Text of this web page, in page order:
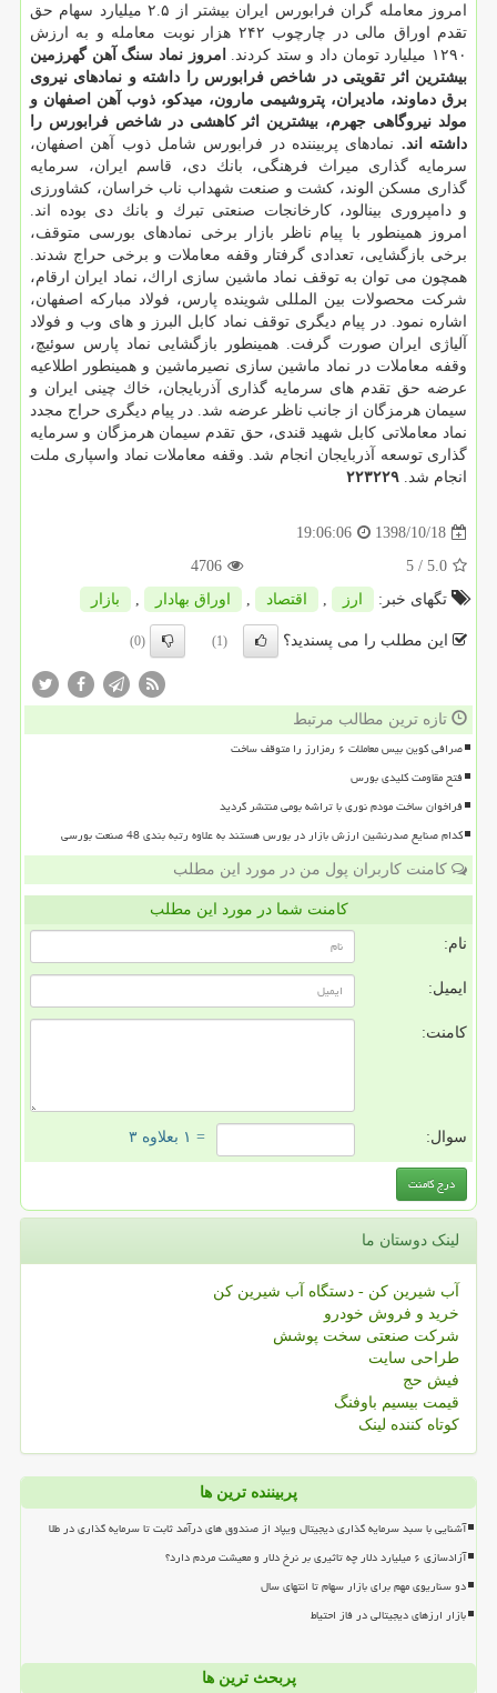
امروز معامله گران فرابورس ایران بیشتر از ۲.۵ میلیارد سهام حق
تقدم اوراق مالی در چارچوب ۲۴۲ هزار نوبت معامله و به ارزش
۱۲۹۰ میلیارد تومان داد و ستد كردند.
امروز نماد سنگ آهن گهرزمین
بیشترین اثر تقویتی در شاخص فرابورس را داشته و نمادهای نیروی
برق دماوند، مادیران، پتروشیمی مارون، میدكو، ذوب آهن اصفهان و
مولد نیروگاهی جهرم، بیشترین اثر كاهشی در شاخص فرابورس را
داشته اند. نمادهای پربیننده در فرابورس شامل ذوب آهن اصفهان،
سرمایه گذاری میراث فرهنگی، بانك دی، قاسم ایران، سرمایه
گذاری مسكن الوند، كشت و صنعت شهداب ناب خراسان، كشاورزی
و دامپروری بینالود، كارخانجات صنعتی تبرك و بانك دی بوده اند.
امروز همینطور با پیام ناظر بازار برخی نمادهای بورسی متوقف،
برخی بازگشایی، تعدادی گرفتار وقفه معاملات و برخی حراج شدند.
همچون می توان به توقف نماد ماشین سازی اراك، نماد ایران ارقام،
شركت محصولات بین المللی شوینده پارس، فولاد مباركه اصفهان،
اشاره نمود. در پیام دیگری توقف نماد كابل البرز و های وب و فولاد
آلیاژی ایران صورت گرفت. همینطور بازگشایی نماد پارس سوئیچ،
وقفه معاملات در نماد ماشین سازی نصیرماشین و همینطور اطلاعیه
عرضه حق تقدم های سرمایه گذاری آذربایجان، خاك چینی ایران و
سیمان هرمزگان از جانب ناظر عرضه شد. در پیام دیگری حراج مجدد
نماد معاملاتی كابل شهید قندی، حق تقدم سیمان هرمزگان و سرمایه
گذاری توسعه آذربایجان انجام شد. وقفه معاملات نماد واسپاری ملت
انجام شد. ۲۲۳۲۲۹
1398/10/18
19:06:06
5.0
/ 5
4706
تگهای خبر:
ارز , اقتصاد , اوراق بهادار , بازار
این مطلب را می پسندید؟ (1)
(0)
تازه ترین مطالب مرتبط
صرافی کوین بیس معاملات ۶ رمزارز را متوقف ساخت
فتح مقاومت کلیدی بورس
فراخوان ساخت مودم نوری با تراشه بومی منتشر گردید
کدام صنایع صدرنشین ارزش بازار در بورس هستند به علاوه رتبه بندی 48 صنعت بورسی
کامنت کاربران پول من در مورد این مطلب
کامنت شما در مورد این مطلب
نام:
ایمیل:
کامنت:
سوال: = ۱ بعلاوه ۳
لینک دوستان ما
آب شیرین کن - دستگاه آب شیرین کن
خرید و فروش خودرو
شرکت صنعتی سخت پوشش
طراحی سایت
فیش حج
قیمت بیسیم باوفنگ
کوتاه کننده لینک
پربیننده ترین ها
آشنایی با سبد سرمایه گذاری دیجیتال ویپاد از صندوق های درآمد ثابت تا سرمایه گذاری در طلا
آزادسازی ۶ میلیارد دلار چه تاثیری بر نرخ دلار و معیشت مردم دارد؟
دو سناریوی مهم برای بازار سهام تا انتهای سال
بازار ارزهای دیجیتالی در فاز احتیاط
پربحث ترین ها